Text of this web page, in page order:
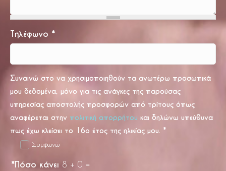
Τηλέφωνο *
Συναινώ στο να χρησιμοποιηθούν τα ανωτέρω προσωπικά
μου δεδομένα, μόνο για τις ανάγκες της παρούσας
υπηρεσίας αποστολής προσφορών από τρίτους όπως
αναφέρεται στην πολιτική απορρήτου και δηλώνω υπεύθυνα
πως έχω κλείσει το 16ο έτος της ηλικίας μου. *
Συμφωνώ
Πόσο κάνει
* 8 + 0 =